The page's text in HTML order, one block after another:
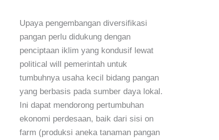
Upaya pengembangan diversifikasi
pangan perlu didukung dengan
penciptaan iklim yang kondusif lewat
political will pemerintah untuk
tumbuhnya usaha kecil bidang pangan
yang berbasis pada sumber daya lokal.
Ini dapat mendorong pertumbuhan
ekonomi perdesaan, baik dari sisi on
farm (produksi aneka tanaman pangan